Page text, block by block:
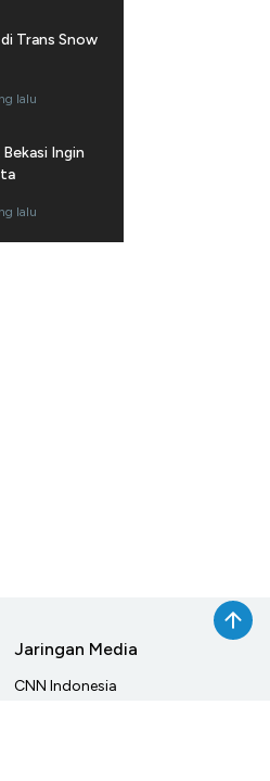
Trans Snow
lalu
Ingin
lalu
Jaringan Media
CNN Indonesia